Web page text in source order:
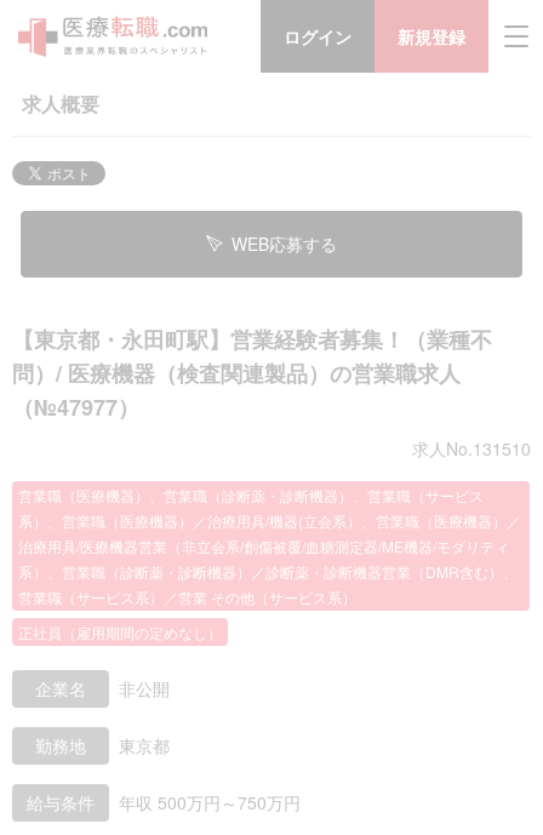
ログイン 新規登録
求人概要
WEB応募する
【東京都・永田町駅】営業経験者募集！（業種不
問）/ 医療機器（検査関連製品）の営業職求人
（№47977）
求人No.131510
営業職（医療機器）、営業職（診断薬・診断機器）、営業職（サービス
系）、営業職（医療機器）／治療用具/機器(立会系）、営業職（医療機器）／
治療用具/医療機器営業（非立会系/創傷被覆/血糖測定器/ME機器/モダリティ
系）、営業職（診断薬・診断機器）／診断薬・診断機器営業（DMR含む）、
営業職（サービス系）／営業 その他（サービス系）
正社員（雇用期間の定めなし）
企業名 非公開
勤務地 東京都
給与条件 年収 500万円～750万円